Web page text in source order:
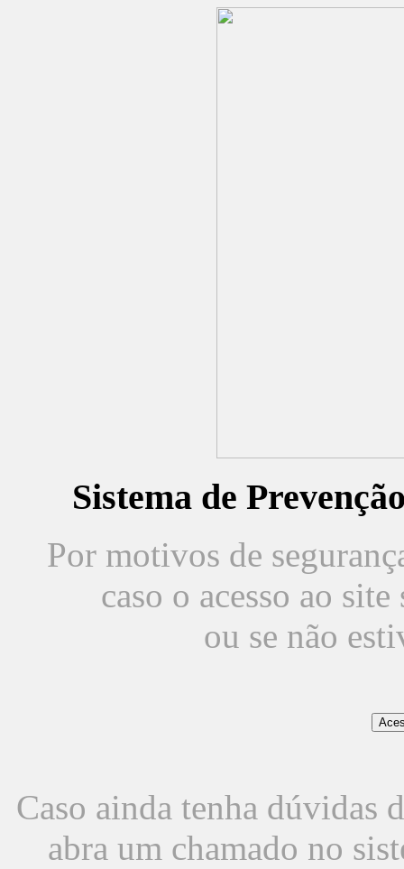
Sistema de
Por motivos de
caso o acesso ao
ou se não
Caso ainda tenha dúvidas
abra um chamado no